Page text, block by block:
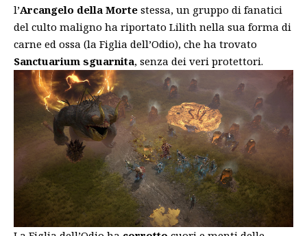
l’Arcangelo della Morte stessa, un gruppo di fanatici
del culto maligno ha riportato Lilith nella sua forma di
carne ed ossa (la Figlia dell’Odio), che ha trovato
Sanctuarium sguarnita, senza dei veri protettori.